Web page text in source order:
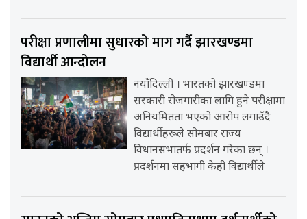
परीक्षा प्रणालीमा सुधारको माग गर्दै झारखण्डमा
विद्यार्थी आन्दोलन
नयाँदिल्ली । भारतको झारखण्डमा
सरकारी रोजगारीका लागि हुने परीक्षामा
अनियमितता भएको आरोप लगाउँदै
विद्यार्थीहरूले सोमबार राज्य
विधानसभातर्फ प्रदर्शन गरेका छन् ।
प्रदर्शनमा सहभागी केही विद्यार्थीले